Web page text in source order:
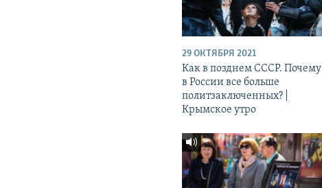
29 ОКТЯБРЯ 2021
Как в позднем СССР. Почему
в России все больше
политзаключенных? |
Крымское утро